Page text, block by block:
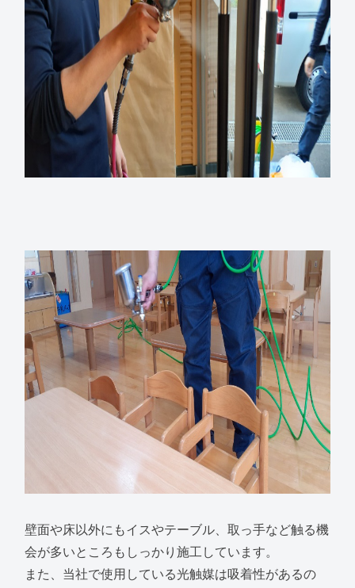
壁面や床以外にもイスやテーブル、取っ手など触る機
会が多いところもしっかり施工しています。
また、当社で使用している光触媒は吸着性があるの